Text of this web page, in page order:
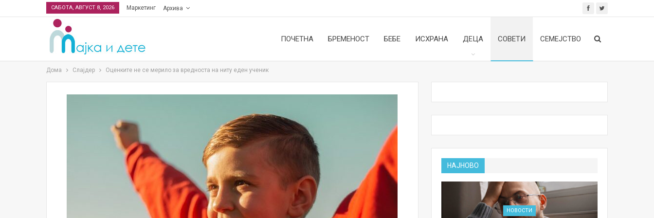
САБОТА, АВГУСТ 8, 2026 Маркетинг Архива
ПОЧЕТНА БРЕМЕНОСТ БЕБЕ ИСХРАНА ДЕЦА СОВЕТИ СЕМЕЈСТВО
Дома Слајдер Оценките не се мерило за вредноста на ниту еден ученик
НАЈНОВО
НОВОСТИ